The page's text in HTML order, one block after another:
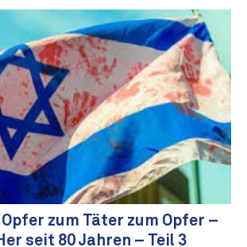
Opfer zum Täter zum Opfer –
seit 80 Jahren – Teil 3